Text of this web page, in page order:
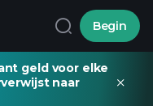
Begin
geld voor elke
naar